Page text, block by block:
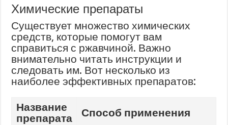
Химические препараты
Существует множество химических
средств, которые помогут вам
справиться с ржавчиной. Важно
внимательно читать инструкции и
следовать им. Вот несколько из
наиболее эффективных препаратов:
Название
препарата
Способ применения